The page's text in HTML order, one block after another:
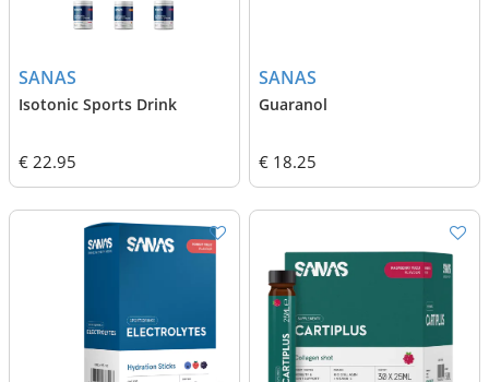
SANAS
Isotonic Sports Drink
€ 22.95
SANAS
Guaranol
€ 18.25